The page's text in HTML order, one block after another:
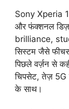
Sony Xperia
और फंक्शनल
brilliance,
सिस्टम जैसे
पिछले वर्ज़न से
चिपसेट, तेज़ 5G
के साथ।